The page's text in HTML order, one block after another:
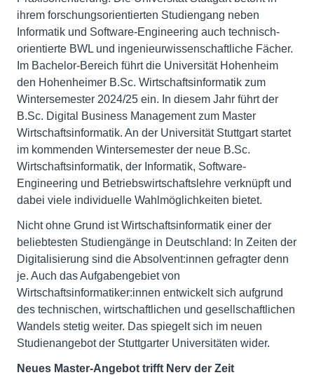
ihrem forschungsorientierten Studiengang neben
Informatik und Software-Engineering auch technisch-
orientierte BWL und ingenieurwissenschaftliche Fächer.
Im Bachelor-Bereich führt die Universität Hohenheim
den Hohenheimer B.Sc. Wirtschaftsinformatik zum
Wintersemester 2024/25 ein. In diesem Jahr führt der
B.Sc. Digital Business Management zum Master
Wirtschaftsinformatik. An der Universität Stuttgart startet
im kommenden Wintersemester der neue B.Sc.
Wirtschaftsinformatik, der Informatik, Software-
Engineering und Betriebswirtschaftslehre verknüpft und
dabei viele individuelle Wahlmöglichkeiten bietet.
Nicht ohne Grund ist Wirtschaftsinformatik einer der
beliebtesten Studiengänge in Deutschland: In Zeiten der
Digitalisierung sind die Absolvent:innen gefragter denn
je. Auch das Aufgabengebiet von
Wirtschaftsinformatiker:innen entwickelt sich aufgrund
des technischen, wirtschaftlichen und gesellschaftlichen
Wandels stetig weiter. Das spiegelt sich im neuen
Studienangebot der Stuttgarter Universitäten wider.
Neues Master-Angebot trifft Nerv der Zeit